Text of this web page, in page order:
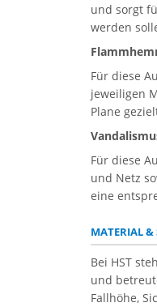
und sorgt
werden
Für diese
jeweiligen
Plane
Für diese
und Netz
eine
MATERIAL &
Bei HST
und
Fallhöhe,